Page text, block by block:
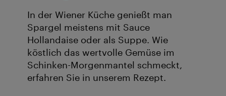
In der Wiener Küche genießt man
Spargel meistens mit Sauce
Hollandaise oder als Suppe. Wie
köstlich das wertvolle Gemüse im
Schinken-Morgenmantel schmeckt,
erfahren Sie in unserem Rezept.